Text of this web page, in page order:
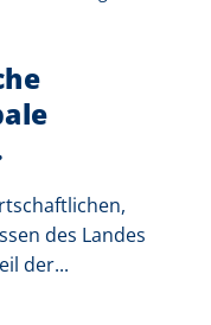
des Landes
der...